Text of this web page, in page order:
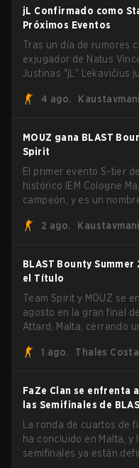
jL Confirmado como
Próximos Eventos
Tras un día de rumores
exjugador de Natus
Justinas "jL" Lekavičius
lituano dio la noticia él
burlándose del head
Quoniam en el proceso.
4 ago.
MOUZ gana BLAST
Spirit
El primer evento S-tier
histórico IEM Cologne
campeón, y es un
roster y cambios de
2 ago.
BLAST Bounty
el Título
Team Spirit y MOUZ se
agosto en la gran final
Attard, Malta, cerrando
1 ago.
Thales Costa
FaZe Clan se enfrenta
las Semifinales de
La ronda de cuartos de
ha concluido en Malta,
semifinales ya están